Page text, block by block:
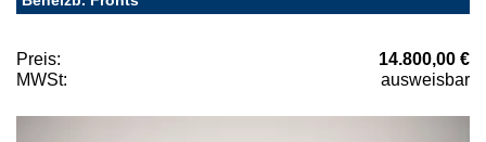
Preis:
14.800,00 €
MWSt:
ausweisbar